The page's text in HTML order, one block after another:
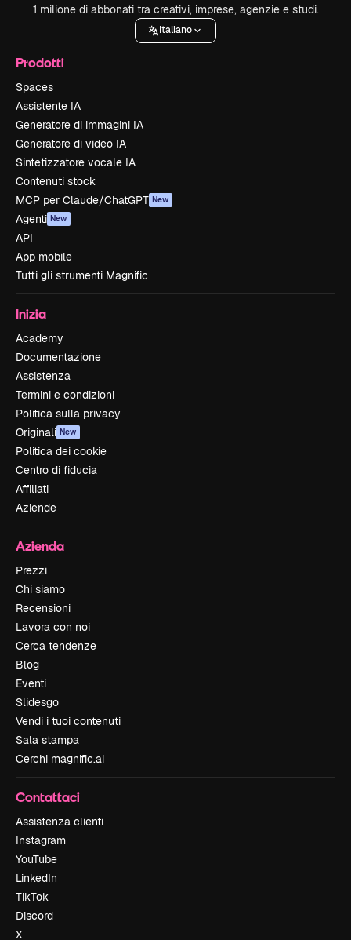
1 milione di abbonati tra creativi, imprese, agenzie e studi.
Italiano
Prodotti
Spaces
Assistente IA
Generatore di immagini IA
Generatore di video IA
Sintetizzatore vocale IA
Contenuti stock
MCP per Claude/ChatGPT New
Agenti New
API
App mobile
Tutti gli strumenti Magnific
Inizia
Academy
Documentazione
Assistenza
Termini e condizioni
Politica sulla privacy
Originali New
Politica dei cookie
Centro di fiducia
Affiliati
Aziende
Azienda
Prezzi
Chi siamo
Recensioni
Lavora con noi
Cerca tendenze
Blog
Eventi
Slidesgo
Vendi i tuoi contenuti
Sala stampa
Cerchi magnific.ai
Contattaci
Assistenza clienti
Instagram
YouTube
LinkedIn
TikTok
Discord
X